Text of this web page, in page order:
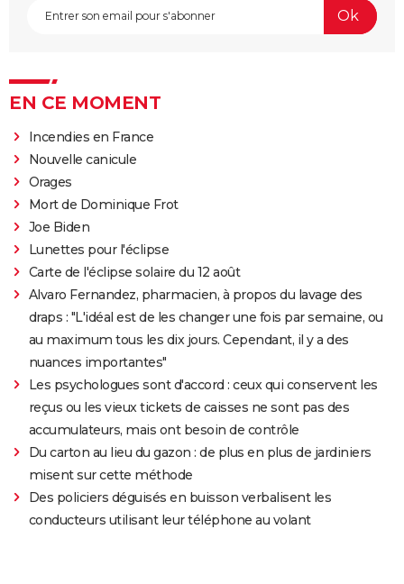
EN CE MOMENT
Incendies en France
Nouvelle canicule
Orages
Mort de Dominique Frot
Joe Biden
Lunettes pour l'éclipse
Carte de l'éclipse solaire du 12 août
Alvaro Fernandez, pharmacien, à propos du lavage des
draps : "L'idéal est de les changer une fois par semaine, ou
au maximum tous les dix jours. Cependant, il y a des
nuances importantes"
Les psychologues sont d'accord : ceux qui conservent les
reçus ou les vieux tickets de caisses ne sont pas des
accumulateurs, mais ont besoin de contrôle
Du carton au lieu du gazon : de plus en plus de jardiniers
misent sur cette méthode
Des policiers déguisés en buisson verbalisent les
conducteurs utilisant leur téléphone au volant